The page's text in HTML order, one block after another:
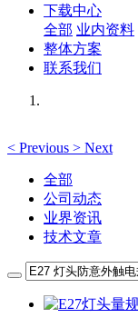
下载中心
全部 业内资料
整体方案
联系我们
< Previous > Next
全部
公司动态
业界资讯
技术文章